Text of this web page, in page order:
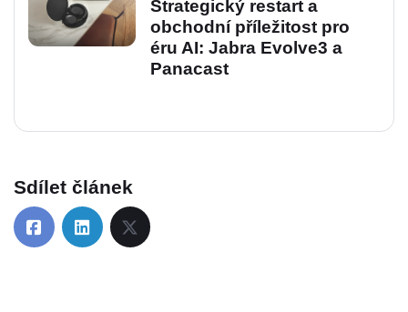
Strategický restart a
obchodní příležitost pro
éru AI: Jabra Evolve3 a
Panacast
Sdílet článek